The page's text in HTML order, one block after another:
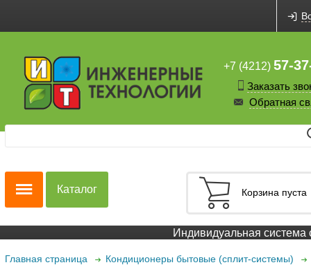
+7 (4212) 57-
Заказать
Обратная
Корзина пуста
Каталог
Индивидуальная система
Главная страница
Кондиционеры бытовые (сплит-системы)